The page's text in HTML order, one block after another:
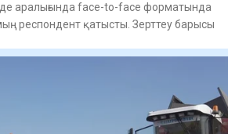
аралығында face-to-face форматында
респондент қатысты. Зерттеу барысы